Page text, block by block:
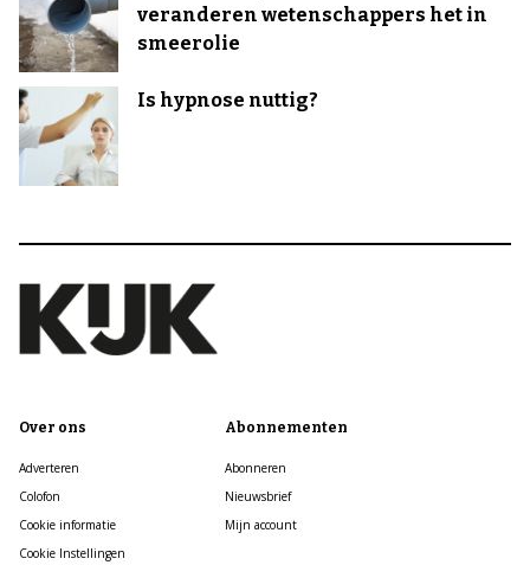
veranderen wetenschappers het in
smeerolie
Is hypnose nuttig?
Over ons
Adverteren
Colofon
Cookie informatie
Cookie Instellingen
Abonnementen
Abonneren
Nieuwsbrief
Mijn account